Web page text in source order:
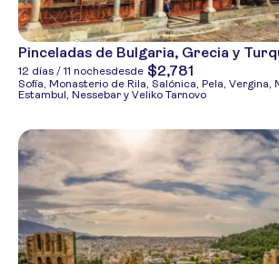
Pinceladas de Bulgaria, Grecia y
12 días / 11 nochesdesde $2,781
Sofía, Monasterio de Rila, Salónica, Pela, Vergina,
Estambul, Nessebar y Veliko Tarnovo